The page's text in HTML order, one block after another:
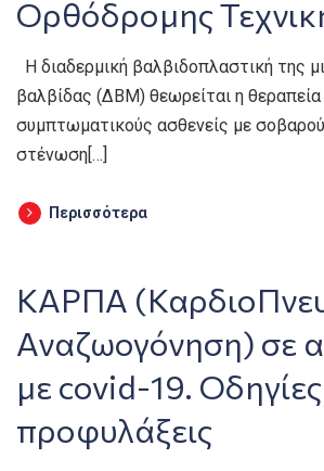
Ορθόδρομης
Η διαδερμική βαλβιδοπλαστική της
βαλβίδας (ΔΒΜ) θεωρείται η θεραπεία
συμπτωματικούς ασθενείς με
στένωση[…]
Περισσότερα
ΚΑΡΠΑ
Αναζωογόνηση) σε
με covid-19. Οδηγίες
προφυλάξεις